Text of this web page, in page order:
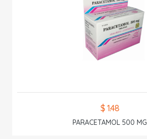
$ 1.48
PARACETAMOL 500 MG